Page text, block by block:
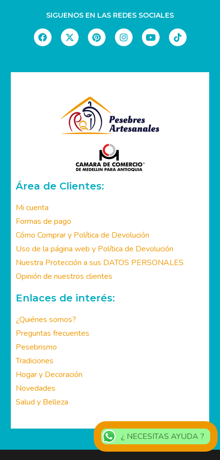
SIGUENOS EN LAS REDES SOCIALES
Mi cuenta
Formas de pago
Cómo Comprar y Política de Devolución
Uso de la página web y Política de Devolución
Nuestra Protección a sus DATOS PERSONALES
¿Quiénes somos?
Preguntas frecuentes
Pesebrismo
Tradiciones
Hogar y Decoración
Novedades
¿ NECESITAS AYUDA ?